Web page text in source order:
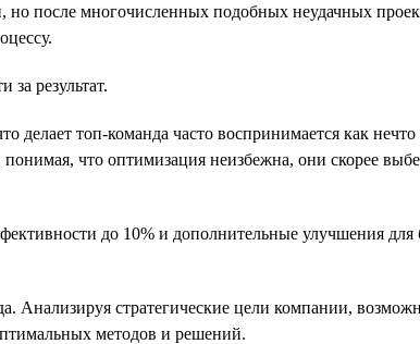
после многочисленных подобных неудачных
за результат.
делает топ-команда часто воспринимается как
что оптимизация неизбежна, они скорее
до 10% и дополнительные улучшения для
Анализируя стратегические цели компании,
методов и решений.